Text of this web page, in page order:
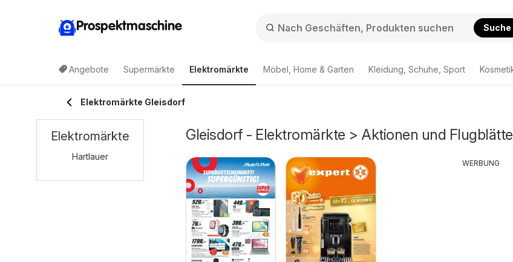
Prospektmaschine Suche
Angebote Supermärkte Elektromärkte Möbel, Home & Garten Kleidung, Schuhe, Sport
Elektromärkte Gleisdorf
Gleisdorf - Elektromärkte > Aktionen und
WERBUNG
Elektromärkte
Hartlauer